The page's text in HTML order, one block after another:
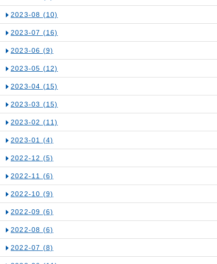
2023-08 (10)
2023-07 (16)
2023-06 (9)
2023-05 (12)
2023-04 (15)
2023-03 (15)
2023-02 (11)
2023-01 (4)
2022-12 (5)
2022-11 (6)
2022-10 (9)
2022-09 (6)
2022-08 (6)
2022-07 (8)